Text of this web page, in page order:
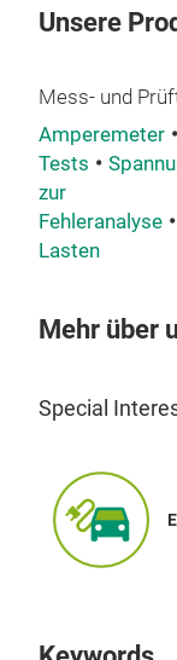
Unsere
Mess- und
Amperemeter
Tests
zur
Fehleranalyse
Lasten
Mehr über
Special